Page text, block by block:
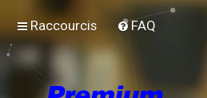
Raccourcis FAQ